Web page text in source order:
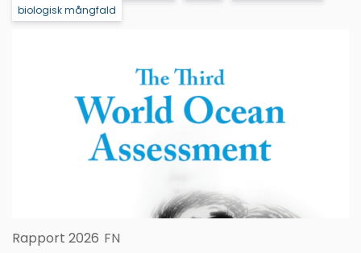
biologisk mångfald
Rapport 2026 FN